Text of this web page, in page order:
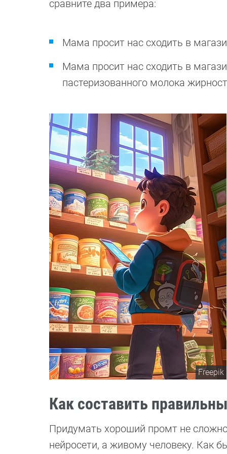
сравните два примера:
Мама просит нас сходить в
Мама просит нас сходить в
пастеризованного молока
Freepik
Как составить
Придумать хороший промт не
нейросети, а живому человеку. Как